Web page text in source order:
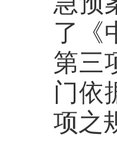
了《
第三
门依
项之